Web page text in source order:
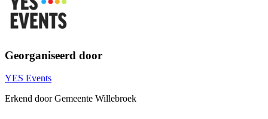
Georganiseerd door
YES Events
Erkend door Gemeente Willebroek